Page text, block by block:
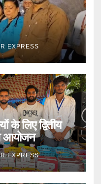
EXPRESS
के लिए द्वितीय
आयोजन
EXPRESS